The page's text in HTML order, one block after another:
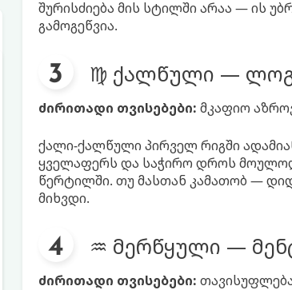
შურისძიება მის სტილში არაა — ის
გამოგეწვია.
♍ ქალწული —
ძირითადი თვისებები: მკაფიო
ქალი-ქალწული პირველ რიგში
ყველაფერს და საჭირო დროს
წერტილში. თუ მასთან კამათობ —
მიხვდი.
♒ მერწყული —
ძირითადი თვისებები: